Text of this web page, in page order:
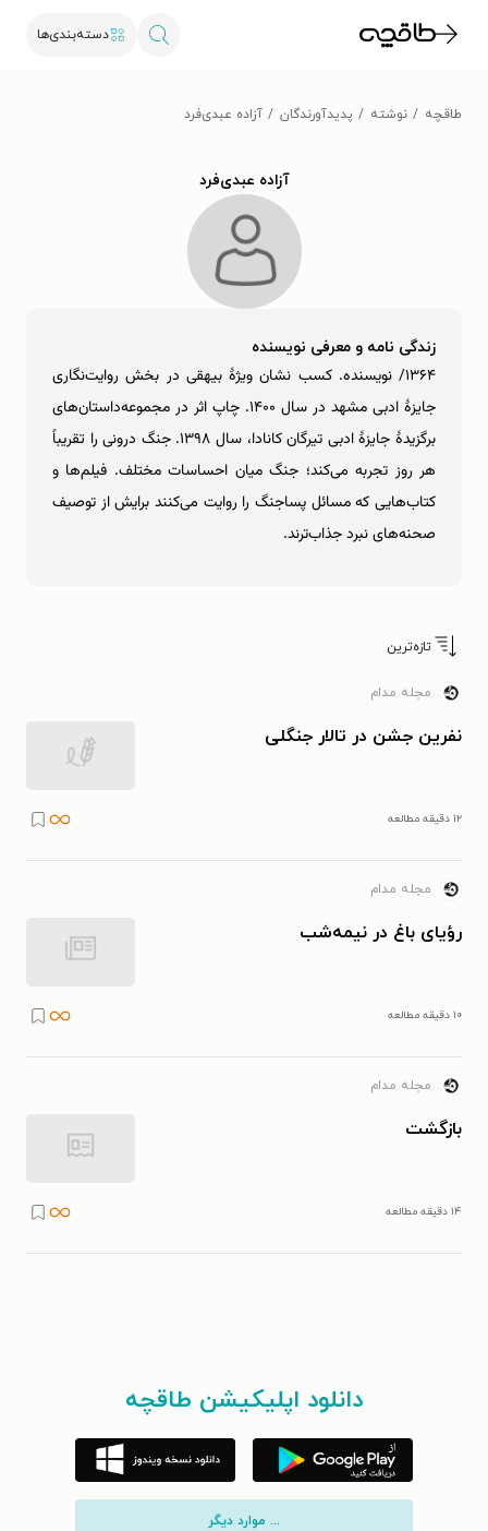
دسته‌بندی‌ها
طاقچه نوشته پدیدآورندگان آزاده عبدی‌فرد
آزاده عبدی‌فرد
زندگی نامه و معرفی نویسنده
۱۳۶۴/ نویسنده. کسب نشان ویژۀ بیهقی در بخش روایت‌نگاری
جایزۀ ادبی مشهد در سال ۱۴۰۰. چاپ اثر در مجموعه‌داستان‌های
برگزیدۀ جایزۀ ادبی تیرگان کانادا، سال ۱۳۹۸. جنگ درونی را تقریباً
هر روز تجربه می‌کند؛ جنگ میان احساسات مختلف. فیلم‌ها و
کتاب‌هایی که مسائل پساجنگ را روایت می‌کنند برایش از توصیف
صحنه‌های نبرد جذاب‌ترند.
تازه‌ترین
مجله مدام
نفرین جشن در تالار جنگلی
۱۲ دقیقه مطالعه
مجله مدام
رؤیای باغ در نیمه‌شب
۱۰ دقیقه مطالعه
مجله مدام
بازگشت
۱۴ دقیقه مطالعه
دانلود اپلیکیشن طاقچه
... موارد دیگر